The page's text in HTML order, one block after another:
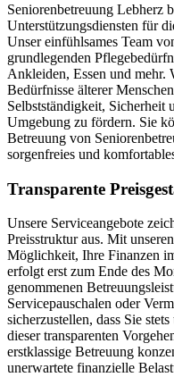
Seniorenbetreuung Lebherz
Unterstützungsdiensten für
Unser einfühlsames Team
grundlegenden
Ankleiden, Essen und mehr.
Bedürfnisse älterer
Selbstständigkeit, Sicherheit
Umgebung zu fördern. Sie
Betreuung von
sorgenfreies und
Transparente
Unsere Serviceangebote
Preisstruktur aus. Mit
Möglichkeit, Ihre Finanzen
erfolgt erst zum Ende des
genommenen
Servicepauschalen oder
sicherzustellen, dass Sie
dieser transparenten
erstklassige Betreuung
unerwartete finanzielle